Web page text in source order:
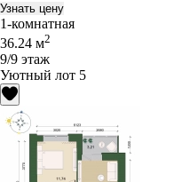
Узнать цену
1-комнатная
36.24 м2
9/9 этаж
Уютный лот 5